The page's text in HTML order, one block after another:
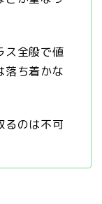
ス全般で値
落ち着かな
るのは不可